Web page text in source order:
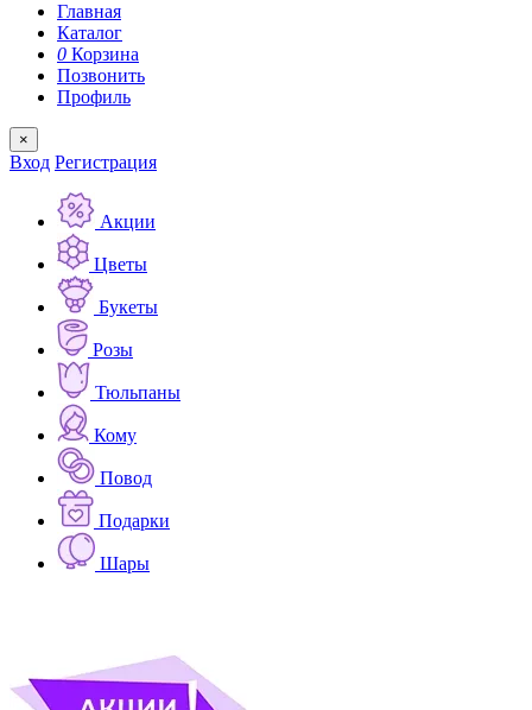
Главная
Каталог
0 Корзина
Позвонить
Профиль
×
Вход Регистрация
Акции
Цветы
Букеты
Розы
Тюльпаны
Кому
Повод
Подарки
Шары